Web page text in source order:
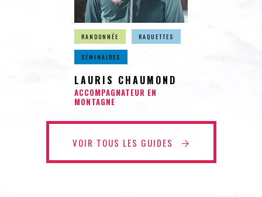
RANDONNÉE RAQUETTES
SÉMINAIRES
LAURIS CHAUMOND
ACCOMPAGNATEUR EN
MONTAGNE
VOIR TOUS LES GUIDES